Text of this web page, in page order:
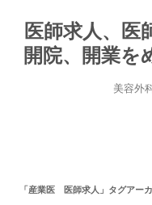
医師求人、医
開院、開業を
美容外
「産業医 医師求人 」タグアー